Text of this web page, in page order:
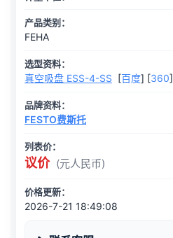
产品类别：
FEHA
选型资料：
真空吸盘 ESS-4-SS [百度] [360]
品牌资料：
FESTO费斯托
列表价：
议价 (元人民币)
价格更新：
2026-7-21 18:49:08